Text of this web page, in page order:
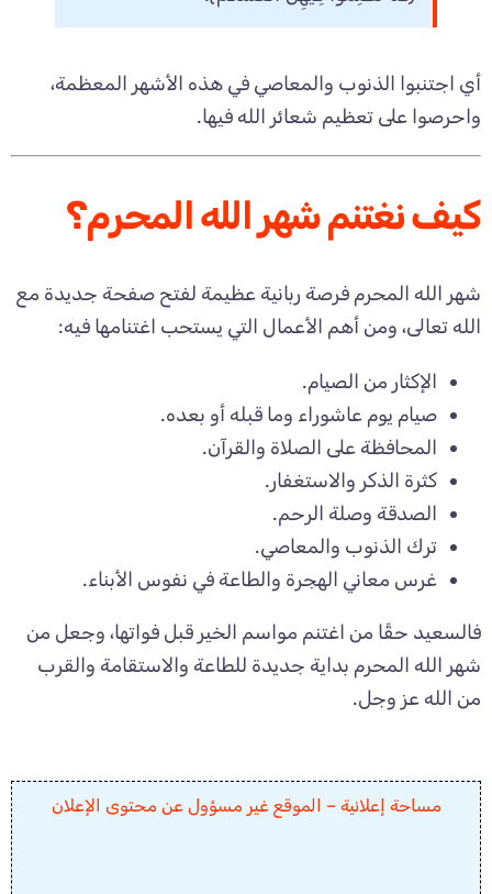
أي اجتنبوا الذنوب والمعاصي في هذه الأشهر المعظمة،
واحرصوا على تعظيم شعائر الله فيها.
كيف نغتنم شهر الله المحرم؟
شهر الله المحرم فرصة ربانية عظيمة لفتح صفحة جديدة مع
الله تعالى، ومن أهم الأعمال التي يستحب اغتنامها فيه:
الإكثار من الصيام.
صيام يوم عاشوراء وما قبله أو بعده.
المحافظة على الصلاة والقرآن.
كثرة الذكر والاستغفار.
الصدقة وصلة الرحم.
ترك الذنوب والمعاصي.
غرس معاني الهجرة والطاعة في نفوس الأبناء.
فالسعيد حقًا من اغتنم مواسم الخير قبل فواتها، وجعل من
شهر الله المحرم بداية جديدة للطاعة والاستقامة والقرب
من الله عز وجل.
مساحة إعلانية – الموقع غير مسؤول عن محتوى الإعلان